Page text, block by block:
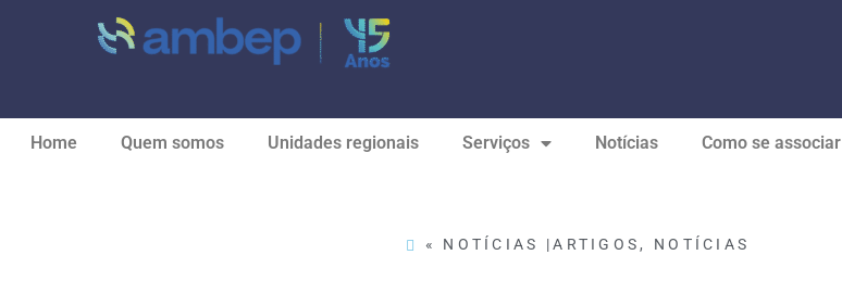
Home Quem somos Unidades regionais Serviços Notícias Como se associar
« NOTÍCIAS |ARTIGOS , NOTÍCIAS